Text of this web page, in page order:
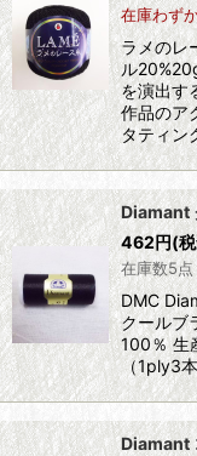
在庫わず
ラメの
ル
を演出す
作品のア
タティン
Diamant
462円(
在庫数5点
DMC
クール
100％ 生
（1ply3